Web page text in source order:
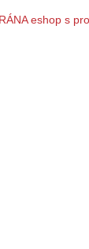
eshop s